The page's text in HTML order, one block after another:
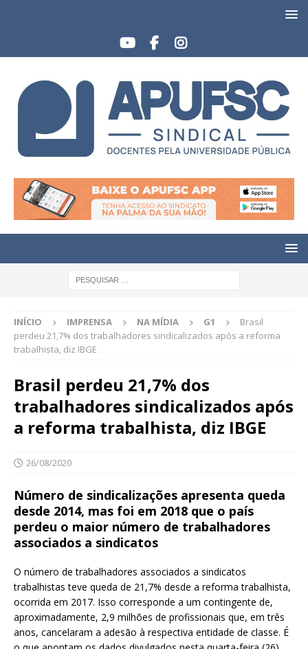
INÍCIO IMPRENSA NA MÍDIA G1
Brasil
perdeu 21,7% dos trabalhadores sindicalizados após a reforma
trabalhista, diz IBGE
Brasil perdeu 21,7% dos
trabalhadores sindicalizados após
a reforma trabalhista, diz IBGE
26/08/2020
Número de sindicalizações apresenta queda
desde 2014, mas foi em 2018 que o país
perdeu o maior número de trabalhadores
associados a sindicatos
O número de trabalhadores associados a sindicatos
trabalhistas teve queda de 21,7% desde a reforma trabalhista,
ocorrida em 2017. Isso corresponde a um contingente de,
aproximadamente, 2,9 milhões de profissionais que, em três
anos, cancelaram a adesão à respectiva entidade de classe. É